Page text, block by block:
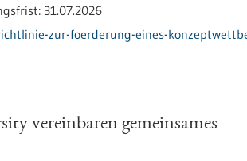
31.07.2026
zur-foerderung-eines-
vereinbaren gemeinsames